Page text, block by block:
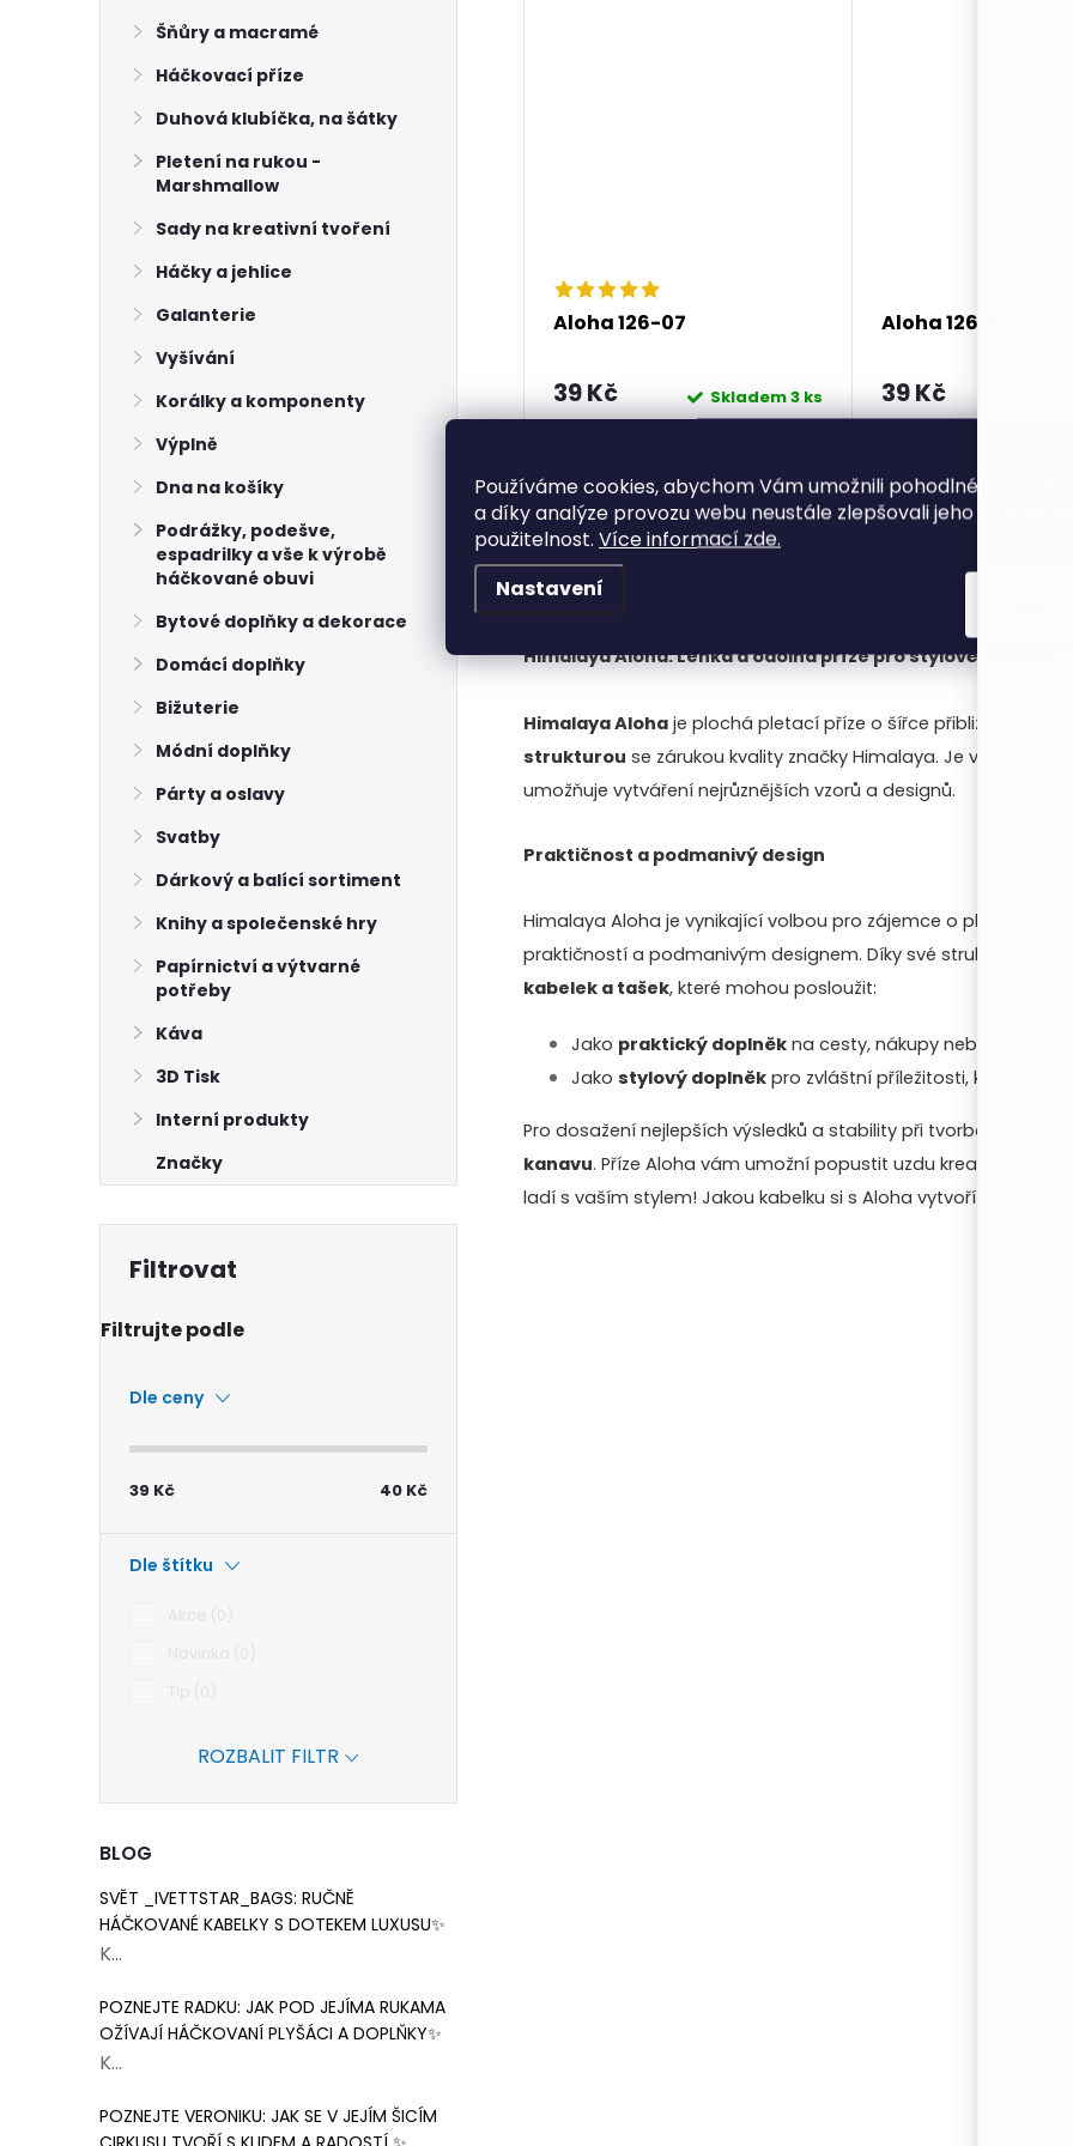
Používáme cookies, abychom Vám umožnili pohodlné prohlížení
a díky analýze provozu webu neustále zlepšovali jeho funkce,
použitelnost. Více informací zde.
Nastavení
Šňůry a macramé
Háčkovací příze
Duhová klubíčka, na šátky
Pletení na rukou -
Marshmallow
Sady na kreativní tvoření
Háčky a jehlice
Galanterie
Vyšívání
Korálky a komponenty
Výplně
Dna na košíky
Podrážky, podešve,
espadrilky a vše k výrobě
háčkované obuvi
Bytové doplňky a dekorace
Domácí doplňky
Bižuterie
Módní doplňky
Párty a oslavy
Svatby
Dárkový a balící sortiment
Knihy a společenské hry
Papírnictví a výtvarné
potřeby
Káva
3D Tisk
Interní produkty
Značky
Dle ceny
39 Kč 40 Kč
Dle štítku
ROZBALIT FILTR
BLOG
SVĚT _IVETTSTAR_BAGS: RUČNĚ
HÁČKOVANÉ KABELKY S DOTEKEM LUXUSU✨
K...
POZNEJTE RADKU: JAK POD JEJÍMA RUKAMA
OŽÍVAJÍ HÁČKOVANÍ PLYŠÁCI A DOPLŇKY✨
K...
POZNEJTE VERONIKU: JAK SE V JEJÍM ŠICÍM
Aloha 126-07
39 Kč Skladem3 ks
Aloha 126-09
39 Kč
O
v
á
d
a
í
p
k
y
Himalaya Aloha: Lehká a odolná příze pro stylové kabelky
Himalaya Aloha je plochá pletací příze o šířce přibližně 0,6 cm,
strukturou se zárukou kvality značky Himalaya. Je velmi
umožňuje vytváření nejrůznějších vzorů a designů.
Praktičnost a podmanivý design
Himalaya Aloha je vynikající volbou pro zájemce o pletení jako
praktičností a podmanivým designem. Díky své struktuře a
kabelek a tašek, které mohou posloužit:
Jako praktický doplněk na cesty, nákupy nebo pro
Jako stylový doplněk pro zvláštní příležitosti, který
Pro dosažení nejlepších výsledků a stability při tvorbě kabelek
kanavu. Příze Aloha vám umožní popustit uzdu kreativitě a
ladí s vaším stylem! Jakou kabelku si s Aloha vytvoříte jako